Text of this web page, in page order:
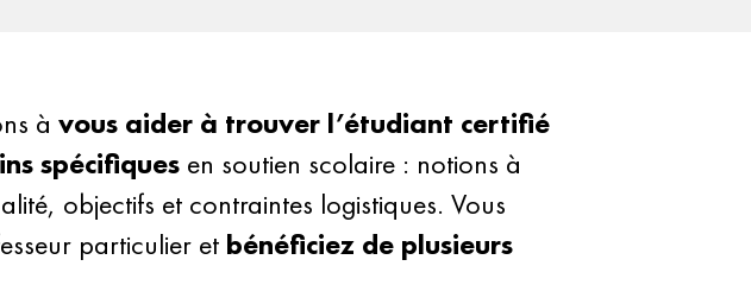
à vous aider à trouver l’étudiant certifié
spécifiques en soutien scolaire : notions à
objectifs et contraintes logistiques. Vous
particulier et bénéficiez de plusieurs